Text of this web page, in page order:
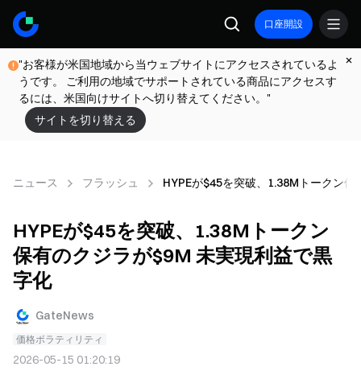
口座開設
"お客様が米国地域から当ウェブサイトにアクセスされているよ
うです。 ご利用の地域でサポートされている商品にアクセスす
るには、米国向けサイトへ切り替えてください。"
サイトを切り替える
ニュース フラッシュ HYPEが$45を突破、1.38Mトークン
HYPEが$45を突破、1.38Mトークン
保有のクジラが$9M 未実現利益で黒
字化
GateNews
価格ボラティリティ
2026-05-15 01:20:19